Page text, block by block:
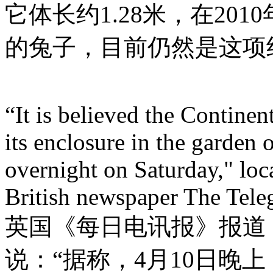
它体长约1.28米，在
的兔子，目前仍然是这
“It is believed the
its enclosure in the garden
overnight on Saturday,"
British newspaper The
英国《每日电讯报》报
说：“据称，4月10日晚